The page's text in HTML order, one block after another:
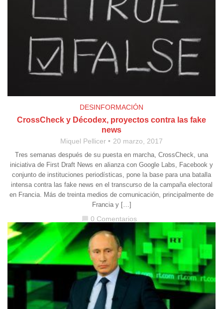
DESINFORMACIÓN
CrossCheck y Décodex, proyectos contra las fake
news
Miquel Pellicer 20 marzo, 2017
Tres semanas después de su puesta en marcha, CrossCheck, una
iniciativa de First Draft News en alianza con Google Labs, Facebook y
conjunto de instituciones periodísticas, pone la base para una batalla
intensa contra las fake news en el transcurso de la campaña electoral
en Francia. Más de treinta medios de comunicación, principalmente de
Francia y […]
0 Comentarios